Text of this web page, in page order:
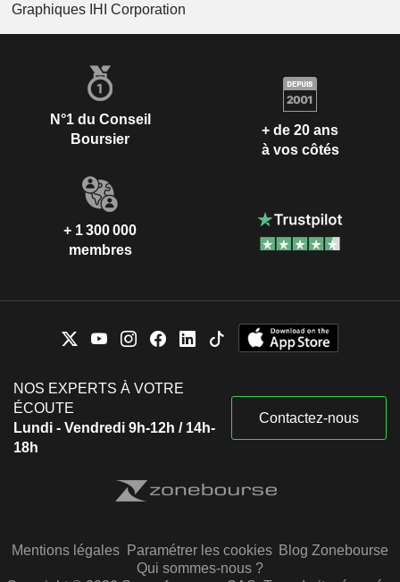
Graphiques IHI Corporation
N°1 du Conseil
Boursier
+ de 20 ans
à vos côtés
+ 1 300 000
membres
NOS EXPERTS À VOTRE
ÉCOUTE
Lundi - Vendredi 9h-12h / 14h-
18h
Contactez-nous
Mentions légales Paramétrer les cookies Blog Zonebourse
Qui sommes-nous ?